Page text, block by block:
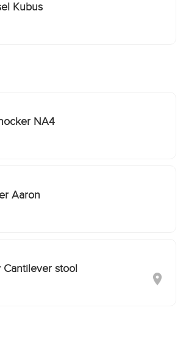
Kubus
NA4
Aaron
stool